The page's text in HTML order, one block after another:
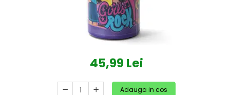
Casti antifonice pentru copii si
Echipament protectie bicicleta si
Accesorii auto copii
45,99 Lei
Adauga in cos